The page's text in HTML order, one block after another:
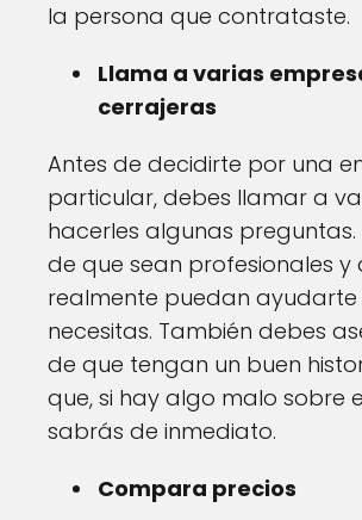
la persona que contrataste.
Llama a varias
cerrajeras
Antes de decidirte por una
particular, debes llamar a
hacerles algunas
de que sean profesionales y
realmente puedan ayudarte
necesitas. También debes
de que tengan un buen
que, si hay algo malo sobre
sabrás de inmediato.
Compara precios